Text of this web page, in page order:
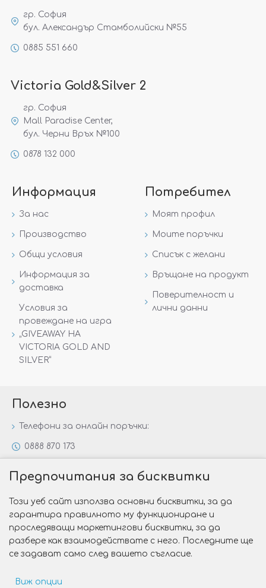
гр. София
бул. Александър Стамболийски №55
0885 551 660
Victoria Gold&Silver 2
гр. София
Mall Paradise Center,
бул. Черни Връх №100
0878 132 000
Информация
За нас
Производство
Общи условия
Информация за
доставка
Условия за
провеждане на игра
„GIVEAWAY НА
VICTORIA GOLD AND
SILVER“
Потребител
Моят профил
Моите поръчки
Списък с желани
Връщане на продукт
Поверителност и
лични данни
Полезно
Телефони за онлайн поръчки:
0888 870 173
Специални предложения
Защо да изберете Victoria Gold&Silver?
Как да изберем годежен пръстен?
Предпочитания за бисквитки
Този уеб сайт използва основни бисквитки, за да
гарантира правилното му функциониране и
проследяващи маркетингови бисквитки, за да
разбере как взаимодействате с него. Последните ще
се задават само след вашето съгласие.
Виж опции